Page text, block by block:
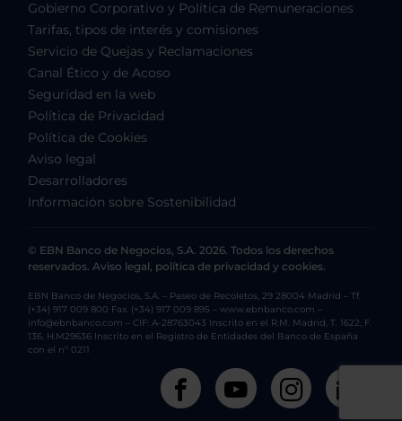
Gobierno Corporativo y Política de Remuneraciones
Tarifas, tipos de interés y comisiones
Servicio de Quejas y Reclamaciones
Canal Ético y de Acoso
Seguridad en la web
Política de Privacidad
Política de Cookies
Aviso legal
Desarrolladores
Información sobre Sostenibilidad
© EBN Banco de Negocios, S.A. 2026. Todos los derechos
reservados. Aviso legal, política de privacidad y cookies.
EBN Banco de Negocios, S.A. – Paseo de Recoletos, 29 28004 Madrid – Tf.
(+34) 917 009 800 Fax. (+34) 917 009 895 – www.ebnbanco.com –
info@ebnbanco.com – CIF: A-28763043 Inscrito en el R.M. Madrid, T. 1622, F.
136, H.M29636 Inscrito en el Registro de Entidades del Banco de España
con el nº 0211